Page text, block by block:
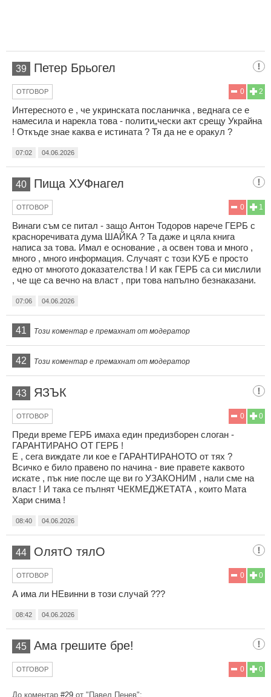
39 Петер Брьогел
2
0
ОТГОВОР
Интересното е , че укринската посланичка , веднага се е
намесила и нарекла това - полити„чески акт срещу Украйна
! Откъде знае каква е истината ? Тя да не е оракул ?
07:02 04.06.2026
40 Пища ХУФнагел
1
0
ОТГОВОР
Винаги съм се питал - защо Антон Тодоров нарече ГЕРБ с
красноречивата дума ШАЙКА ? Та даже и цяла книга
написа за това. Имал е основание , а освен това и много ,
много , много информация. Случаят с този КУБ е просто
едно от многото доказателства ! И как ГЕРБ са си мислили
, че ще са вечно на власт , при това напълно безнаказани.
07:06 04.06.2026
41 Този коментар е премахнат от модератор
42 Този коментар е премахнат от модератор
43 ЯЗЪК
0
0
ОТГОВОР
Преди време ГЕРБ имаха един предизборен слоган -
ГАРАНТИРАНО ОТ ГЕРБ !
Е , сега виждате ли кое е ГАРАНТИРАНОТО от тях ?
Всичко е било правено по начина - вие правете каквото
искате , пък ние после ще ви го УЗАКОНИМ , нали сме на
власт ! И така се пълнят ЧЕКМЕДЖЕТАТА , които Мата
Хари снима !
08:40 04.06.2026
44 ОлятО тялО
0
0
ОТГОВОР
А има ли НЕвинни в този случай ???
08:42 04.06.2026
45 Ама грешите бре!
0
0
ОТГОВОР
До коментар #29 от "Павел Пенев":